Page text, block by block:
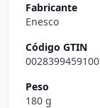
Fabricante
Enesco
Código GTIN
0028399459100
Peso
180 g